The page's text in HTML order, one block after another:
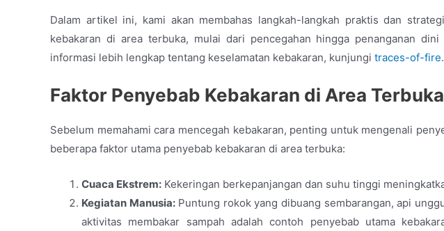
Dalam artikel ini, kami akan membahas langkah-langkah praktis dan
kebakaran di area terbuka, mulai dari pencegahan hingga penanganan
informasi lebih lengkap tentang keselamatan kebakaran, kunjungi traces-of-fire.
Faktor Penyebab Kebakaran di Area Terbuka
Sebelum memahami cara mencegah kebakaran, penting untuk mengenali
beberapa faktor utama penyebab kebakaran di area terbuka:
Cuaca Ekstrem: Kekeringan berkepanjangan dan suhu tinggi
Kegiatan Manusia:Puntung rokok yang dibuang sembarangan, api
aktivitas membakar sampah adalah contoh penyebab utama